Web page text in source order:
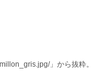
」から抜粋。